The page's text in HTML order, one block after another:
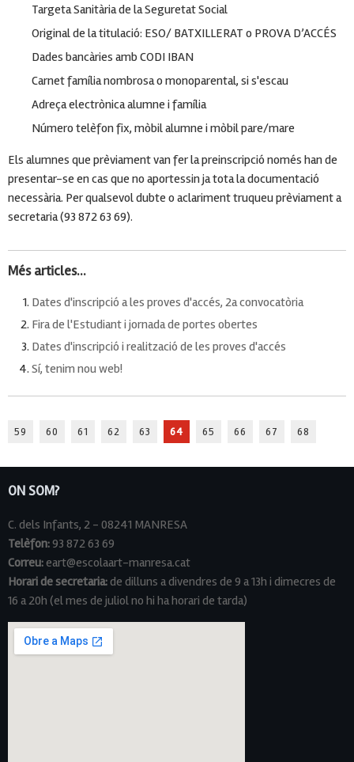
Targeta Sanitària de la Seguretat Social
Original de la titulació: ESO/ BATXILLERAT o PROVA D’ACCÉS
Dades bancàries amb CODI IBAN
Carnet família nombrosa o monoparental, si s'escau
Adreça electrònica alumne i família
Número telèfon fix, mòbil alumne i mòbil pare/mare
Els alumnes que prèviament van fer la preinscripció només han de
presentar-se en cas que no aportessin ja tota la documentació
necessària. Per qualsevol dubte o aclariment truqueu prèviament a
secretaria (93 872 63 69).
Més articles...
Dates d'inscripció a les proves d'accés, 2a convocatòria
Fira de l'Estudiant i jornada de portes obertes
Dates d'inscripció i realització de les proves d'accés
Sí, tenim nou web!
59 60 61 62 63 64 65 66 67 68
ON SOM?
C. dels Infants, 2 - 08241 MANRESA
Telèfon:93 872 63 69
Correu: eart@escolaart-manresa.cat
Horari de secretaria:de dilluns a divendres de 9 a 13h i dimecres de
16 a 20h (el mes de juliol no hi ha horari de tarda)